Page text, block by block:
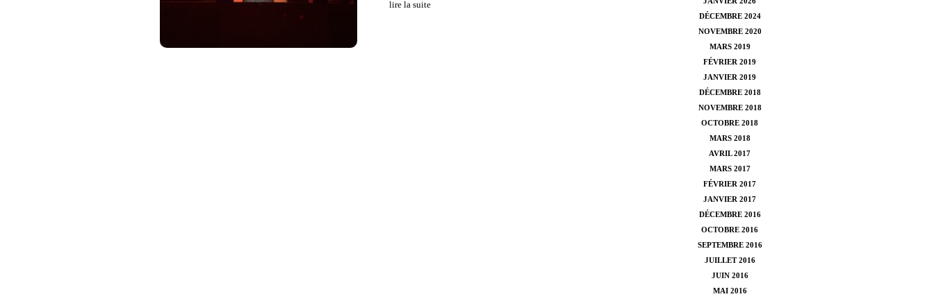
lire la suite
DÉCEMBRE 2024
NOVEMBRE 2020
MARS 2019
FÉVRIER 2019
JANVIER 2019
DÉCEMBRE 2018
NOVEMBRE 2018
OCTOBRE 2018
MARS 2018
AVRIL 2017
MARS 2017
FÉVRIER 2017
JANVIER 2017
DÉCEMBRE 2016
OCTOBRE 2016
SEPTEMBRE 2016
JUILLET 2016
JUIN 2016
MAI 2016